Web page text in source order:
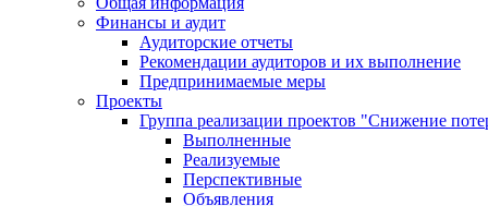
Финансы и аудит
Аудиторские отчеты
Рекомендации аудиторов и их выполнение
Предпринимаемые меры
Проекты
Группа реализации проектов "Снижение
Выполненные
Реализуемые
Перспективные
Объявления